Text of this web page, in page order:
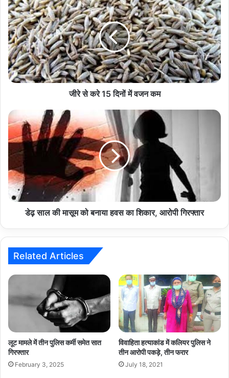
से
करे
15
दिनों
में
वजन
कम
जीरे से करे 15 दिनों में वजन कम
डेढ़
साल
की
को
बनाया
हवस
का
शिकार,
डेढ़ साल की मासूम को बनाया हवस का शिकार, आरोपी गिरफ्तार
Related Articles
लूट मामले में तीन पुलिस कर्मी समेत सात
गिरफ्तार
February 3, 2025
विवाहिता हत्याकांड में कलियर पुलिस ने
तीन आरोपी पकड़े, तीन फरार
July 18, 2021